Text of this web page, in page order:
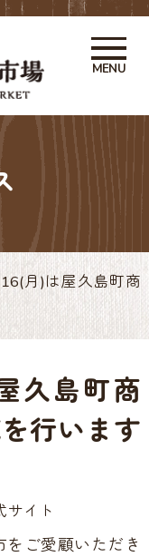
ご市 鹿
ンテナ
MENU
月)は屋久島町商
久島町商
行います
サイト
ご愛顧いただき